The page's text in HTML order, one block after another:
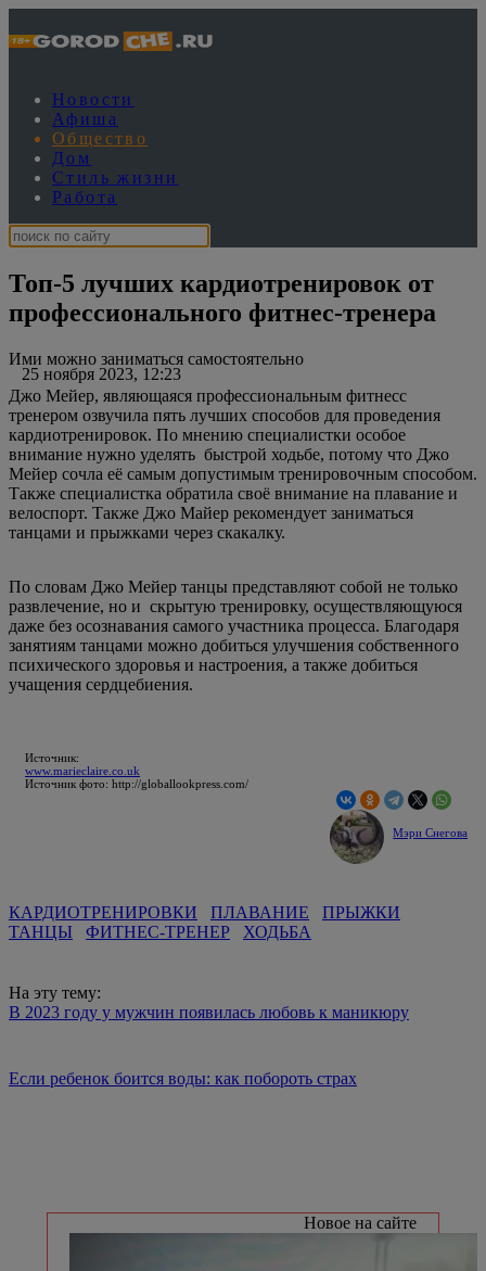
Новости
Афиша
Общество
Дом
Стиль жизни
Работа
Топ-5 лучших кардиотренировок от
профессионального фитнес-тренера
25 ноября 2023, 12:23
Ими можно заниматься самостоятельно
Джо Мейер, являющаяся профессиональным фитнесс
тренером озвучила пять лучших способов для проведения
кардиотренировок. По мнению специалистки особое
внимание нужно уделять быстрой ходьбе, потому что Джо
Мейер сочла её самым допустимым тренировочным способом.
Также специалистка обратила своё внимание на плавание и
велоспорт. Также Джо Майер рекомендует заниматься
танцами и прыжками через скакалку.
По словам Джо Мейер танцы представляют собой не только
развлечение, но и скрытую тренировку, осуществляющуюся
даже без осознавания самого участника процесса. Благодаря
занятиям танцами можно добиться улучшения собственного
психического здоровья и настроения, а также добиться
учащения сердцебиения.
Источник:
www.marieclaire.co.uk
Источник фото: http://globallookpress.com/
Мэри Снегова
КАРДИОТРЕНИРОВКИ ПЛАВАНИЕ
ПРЫЖКИ
ТАНЦЫ
ФИТНЕС-ТРЕНЕР ХОДЬБА
На эту тему:
В 2023 году у мужчин появилась любовь к маникюру
Если ребенок боится воды: как побороть страх
Новое на сайте